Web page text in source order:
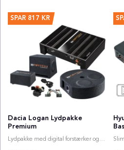
SPAR 817 KR
Dacia Logan Lydpakke
Premium
Lydpakke med digital forstærker og valgfri subwoofer
Bas